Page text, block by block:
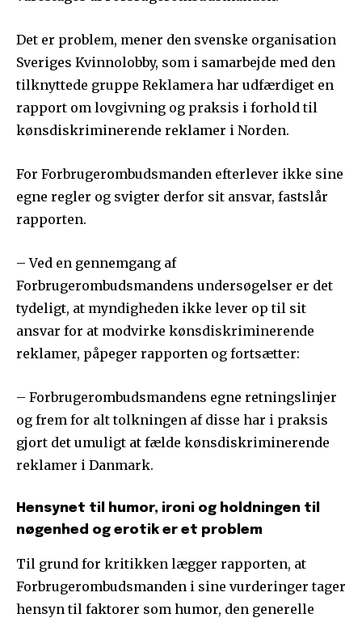
Det er problem, mener den svenske organisation
Sveriges Kvinnolobby, som i samarbejde med den
tilknyttede gruppe Reklamera har udfærdiget en
rapport om lovgivning og praksis i forhold til
kønsdiskriminerende reklamer i Norden.
For Forbrugerombudsmanden efterlever ikke sine
egne regler og svigter derfor sit ansvar, fastslår
rapporten.
– Ved en gennemgang af
Forbrugerombudsmandens undersøgelser er det
tydeligt, at myndigheden ikke lever op til sit
ansvar for at modvirke kønsdiskriminerende
reklamer, påpeger rapporten og fortsætter:
– Forbrugerombudsmandens egne retningslinjer
og frem for alt tolkningen af disse har i praksis
gjort det umuligt at fælde kønsdiskriminerende
reklamer i Danmark.
Hensynet til humor, ironi og holdningen til
nøgenhed og erotik er et problem
Til grund for kritikken lægger rapporten, at
Forbrugerombudsmanden i sine vurderinger tager
hensyn til faktorer som humor, den generelle